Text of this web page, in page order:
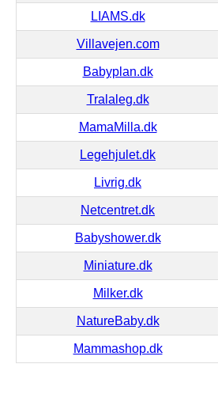
LIAMS.dk
Villavejen.com
Babyplan.dk
Tralaleg.dk
MamaMilla.dk
Legehjulet.dk
Livrig.dk
Netcentret.dk
Babyshower.dk
Miniature.dk
Milker.dk
NatureBaby.dk
Mammashop.dk